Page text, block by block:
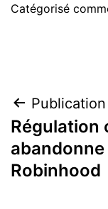
Catégorisé
de
l’article
Régulation
Robinhood